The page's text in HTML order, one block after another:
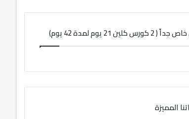
كلين 21 يوم لمدة 42 يوم)
المميزة